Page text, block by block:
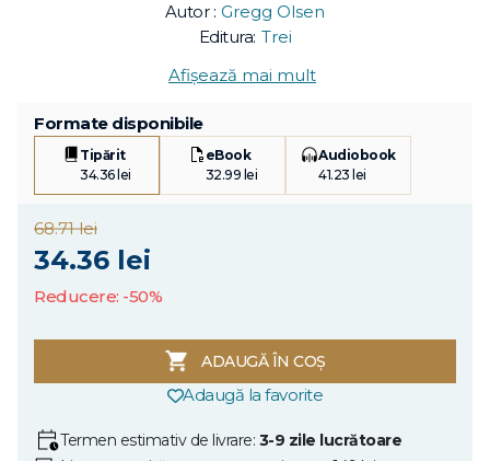
Autor : Gregg Olsen
Editura: Trei
Afișează mai mult
Formate disponibile
Tipărit
34.36 lei
eBook
32.99 lei
Audiobook
41.23 lei
68.71 lei
34.36 lei
Reducere: -50%
ADAUGĂ ÎN COȘ
Adaugă la favorite
Termen estimativ de livrare: 3-9 zile lucrătoare